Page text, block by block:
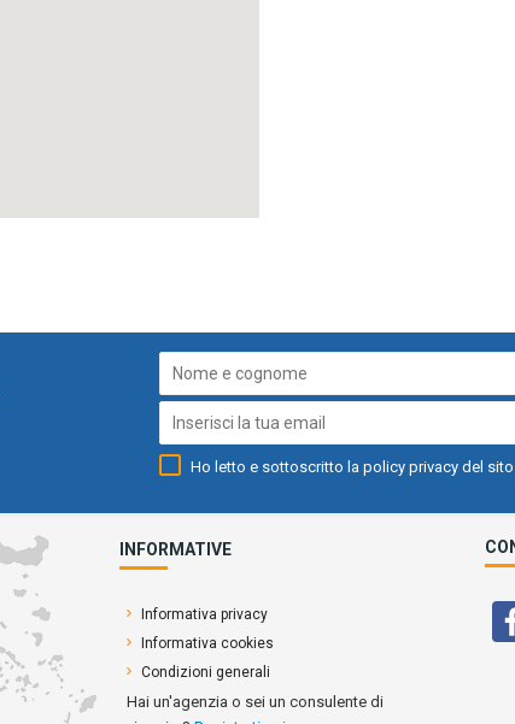
Ho letto e sottoscritto la policy privacy del
INFORMATIVE
Informativa privacy
Informativa cookies
Condizioni generali
Hai un'agenzia o sei un consulente di